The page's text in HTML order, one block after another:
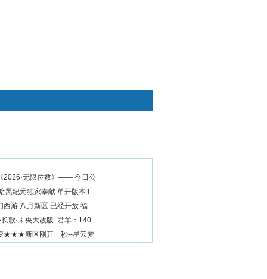
2026·无限位数》—— 今日公
黑纪元独家奉献 单开版本 I
西游 八月新区 已经开放 福
歌·未央大改版 君羊：140
新区刚开一秒--星云梦